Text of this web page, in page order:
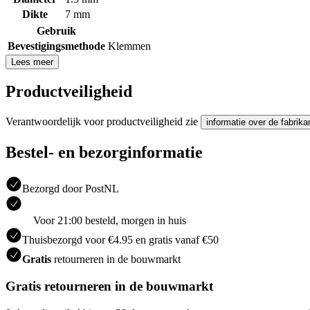
Dikte
7 mm
Gebruik
Bevestigingsmethode Klemmen
Lees meer
Productveiligheid
Verantwoordelijk voor productveiligheid zie informatie over de
Bestel- en bezorginformatie
Bezorgd door PostNL
Voor 21:00 besteld, morgen in huis
Thuisbezorgd voor €4.95 en gratis vanaf €50
Gratis retourneren in de bouwmarkt
Gratis retourneren in de bouwmarkt